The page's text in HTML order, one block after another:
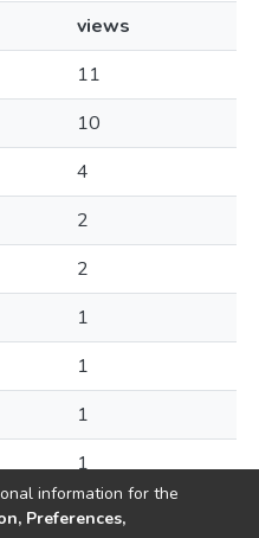
views
11
10
4
2
2
1
1
1
1
information for the
Preferences,